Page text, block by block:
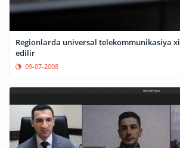
Regionlarda universal telekommunikasiya
edilir
09-07-2008